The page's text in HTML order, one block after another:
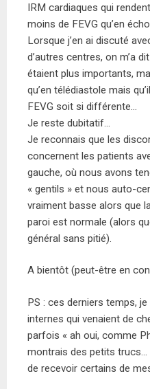
IRM cardiaques qui
moins de FEVG qu’en
Lorsque j’en ai discuté
d’autres centres, on m’a
étaient plus importants,
qu’en télédiastole mais
FEVG soit si différente…
Je reste dubitatif…
Je reconnais que les
concernent les patients
gauche, où nous avons
« gentils » et nous auto-
vraiment basse alors que
paroi est normale (alors
général sans pitié).
A bientôt (peut-être en
PS : ces derniers temps,
internes qui venaient de
parfois « ah oui, comme
montrais des petits
de recevoir certains de